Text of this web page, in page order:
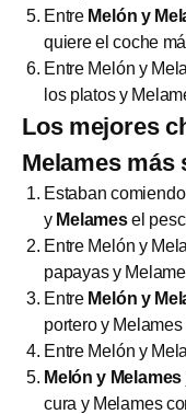
Entre Melón y
quiere el coche
Entre Melón y
los platos y
Los mejores
Melames más
Estaban
y Melamesel
Entre Melón y
papayas y
Entre Melón y
portero y
Entre Melón y
Melón y Melames
cura y Melames